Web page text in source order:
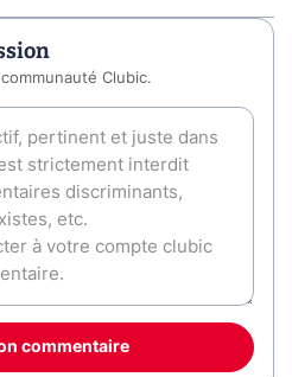
Clubic.
commentaire